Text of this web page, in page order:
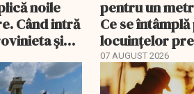
noile
Când intră
și
pentru un
Ce se
locuințelor
07 AUGUST 2026